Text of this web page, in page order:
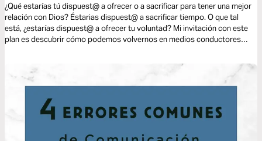
¿Qué estarías tú dispuest@ a ofrecer o a sacrificar para tener una mejor
relación con Dios? Éstarias dispuest@ a sacrificar tiempo. O que tal
está, ¿estarías dispuest@ a ofrecer tu voluntad? Mi invitación con este
plan es descubrir cómo podemos volvernos en medios conductores